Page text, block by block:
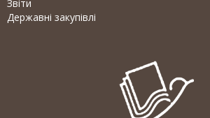
Звіти
Державні закупівлі